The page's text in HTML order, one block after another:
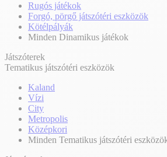
Rugós játékok
Forgó, pörgő játszótéri eszközök
Kötélpályák
Minden Dinamikus játékok
Játszóterek
Tematikus játszótéri eszközök
Kaland
Vízi
City
Metropolis
Középkori
Minden Tematikus játszótéri